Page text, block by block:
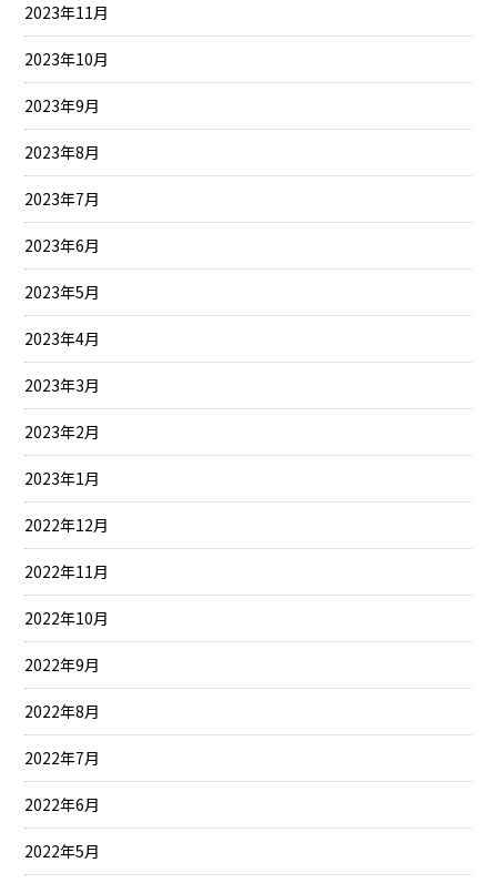
2023年11月
2023年10月
2023年9月
2023年8月
2023年7月
2023年6月
2023年5月
2023年4月
2023年3月
2023年2月
2023年1月
2022年12月
2022年11月
2022年10月
2022年9月
2022年8月
2022年7月
2022年6月
2022年5月